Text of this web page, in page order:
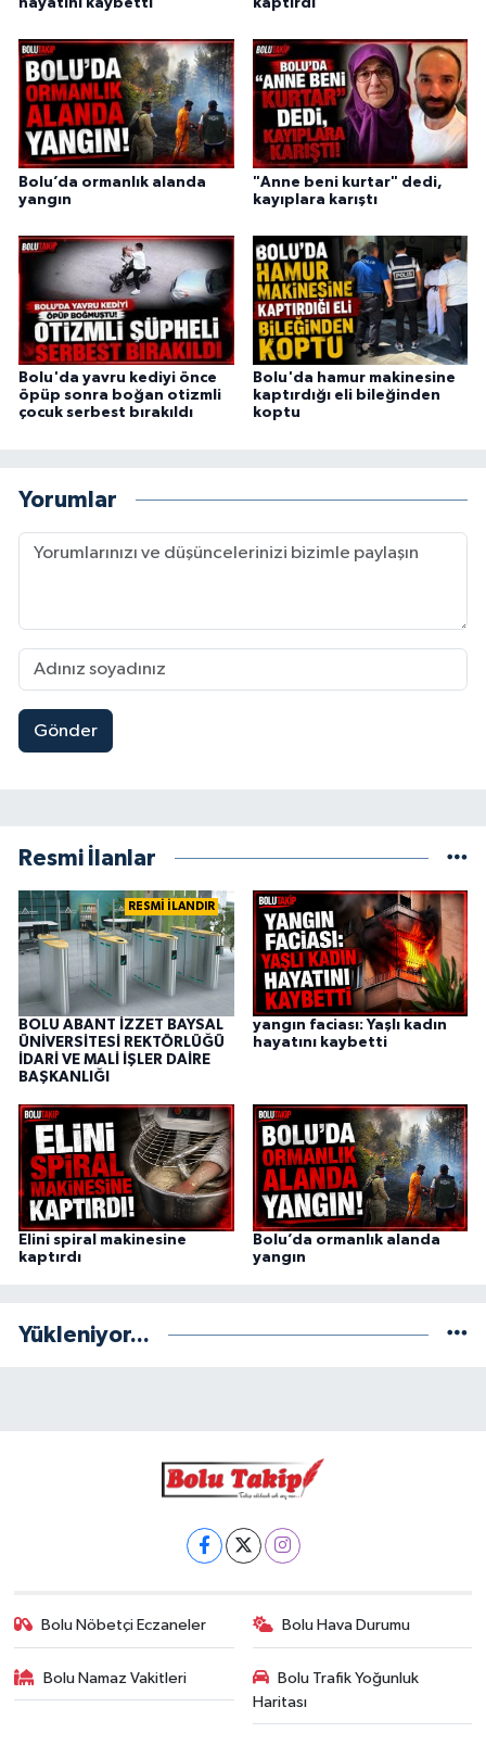
Bolu’da ormanlık alanda
yangın
"Anne beni kurtar" dedi,
kayıplara karıştı
Bolu'da yavru kediyi önce
öpüp sonra boğan otizmli
çocuk serbest bırakıldı
Bolu'da hamur makinesine
kaptırdığı eli bileğinden
koptu
Yorumlar
Gönder
Resmi İlanlar
RESMİ İLANDIR
BOLU ABANT İZZET BAYSAL
ÜNİVERSİTESİ REKTÖRLÜĞÜ
İDARİ VE MALİ İŞLER DAİRE
BAŞKANLIĞI
yangın faciası: Yaşlı kadın
hayatını kaybetti
Elini spiral makinesine
kaptırdı
Bolu’da ormanlık alanda
yangın
Yükleniyor...
Bolu Nöbetçi Eczaneler Bolu Hava Durumu
Bolu Namaz Vakitleri
Bolu Trafik Yoğunluk
Haritası